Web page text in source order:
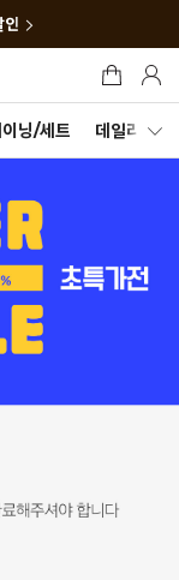
닝/세트 데일리세트